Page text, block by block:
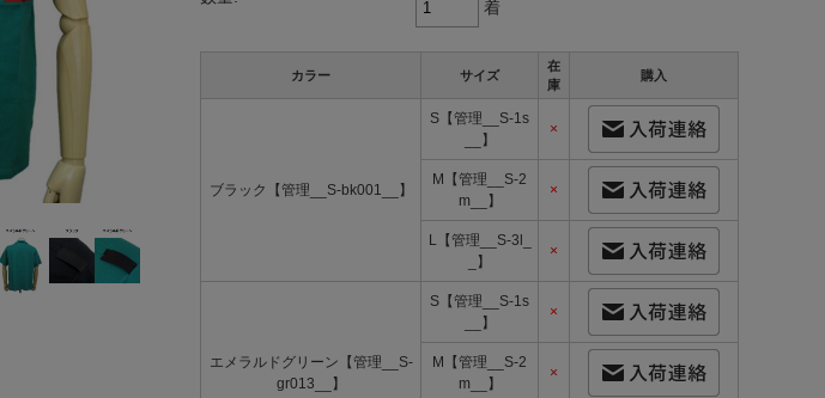
着
カラー サイズ
在
庫
購入
ブラック【管理__S-bk001__】
S【管理__S-1s
__】
×
M【管理__S-2
m__】
×
L【管理__S-3l_
_】
×
エメラルドグリーン【管理__S-
gr013__】
S【管理__S-1s
__】
×
M【管理__S-2
m__】
×